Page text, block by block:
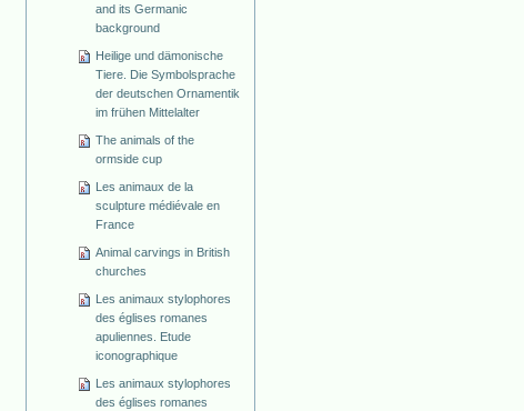
and its Germanic
background
Heilige und dämonische
Tiere. Die Symbolsprache
der deutschen Ornamentik
im frühen Mittelalter
The animals of the
ormside cup
Les animaux de la
sculpture médiévale en
France
Animal carvings in British
churches
Les animaux stylophores
des églises romanes
apuliennes. Etude
iconographique
Les animaux stylophores
des églises romanes